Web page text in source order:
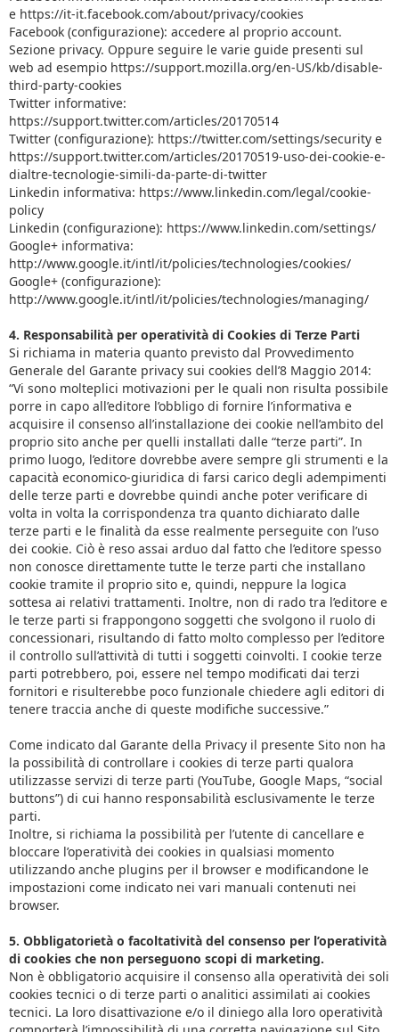
e https://it-it.facebook.com/about/privacy/cookies
Facebook (configurazione): accedere al proprio account.
Sezione privacy. Oppure seguire le varie guide presenti sul
web ad esempio https://support.mozilla.org/en-US/kb/disable-
third-party-cookies
Twitter informative:
https://support.twitter.com/articles/20170514
Twitter (configurazione): https://twitter.com/settings/security e
https://support.twitter.com/articles/20170519-uso-dei-cookie-e-
dialtre-tecnologie-simili-da-parte-di-twitter
Linkedin informativa: https://www.linkedin.com/legal/cookie-
policy
Linkedin (configurazione): https://www.linkedin.com/settings/
Google+ informativa:
http://www.google.it/intl/it/policies/technologies/cookies/
Google+ (configurazione):
http://www.google.it/intl/it/policies/technologies/managing/
4. Responsabilità per operatività di Cookies di Terze Parti
Si richiama in materia quanto previsto dal Provvedimento
Generale del Garante privacy sui cookies dell’8 Maggio 2014:
“Vi sono molteplici motivazioni per le quali non risulta possibile
porre in capo all’editore l’obbligo di fornire l’informativa e
acquisire il consenso all’installazione dei cookie nell’ambito del
proprio sito anche per quelli installati dalle “terze parti”. In
primo luogo, l’editore dovrebbe avere sempre gli strumenti e la
capacità economico-giuridica di farsi carico degli adempimenti
delle terze parti e dovrebbe quindi anche poter verificare di
volta in volta la corrispondenza tra quanto dichiarato dalle
terze parti e le finalità da esse realmente perseguite con l’uso
dei cookie. Ciò è reso assai arduo dal fatto che l’editore spesso
non conosce direttamente tutte le terze parti che installano
cookie tramite il proprio sito e, quindi, neppure la logica
sottesa ai relativi trattamenti. Inoltre, non di rado tra l’editore e
le terze parti si frappongono soggetti che svolgono il ruolo di
concessionari, risultando di fatto molto complesso per l’editore
il controllo sull’attività di tutti i soggetti coinvolti. I cookie terze
parti potrebbero, poi, essere nel tempo modificati dai terzi
fornitori e risulterebbe poco funzionale chiedere agli editori di
tenere traccia anche di queste modifiche successive.”
Come indicato dal Garante della Privacy il presente Sito non ha
la possibilità di controllare i cookies di terze parti qualora
utilizzasse servizi di terze parti (YouTube, Google Maps, “social
buttons”) di cui hanno responsabilità esclusivamente le terze
parti.
Inoltre, si richiama la possibilità per l’utente di cancellare e
bloccare l’operatività dei cookies in qualsiasi momento
utilizzando anche plugins per il browser e modificandone le
impostazioni come indicato nei vari manuali contenuti nei
browser.
5. Obbligatorietà o facoltatività del consenso per l’operatività
di cookies che non perseguono scopi di marketing.
Non è obbligatorio acquisire il consenso alla operatività dei soli
cookies tecnici o di terze parti o analitici assimilati ai cookies
tecnici. La loro disattivazione e/o il diniego alla loro operatività